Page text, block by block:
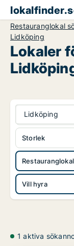
Restauranglokal
Lidköping
Lokaler
Lidköping
Restauranglokal
Vill hyra
Storlek
1 aktiva